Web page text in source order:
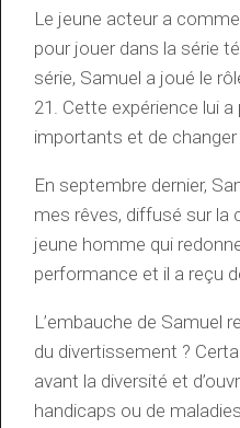
Le jeune acteur a
pour jouer dans la série
série, Samuel a joué le
21. Cette expérience lui
importants et de
En septembre dernier,
mes rêves, diffusé sur la
jeune homme qui
performance et il a reçu
L’embauche de Samuel
du divertissement ?
avant la diversité et
handicaps ou de